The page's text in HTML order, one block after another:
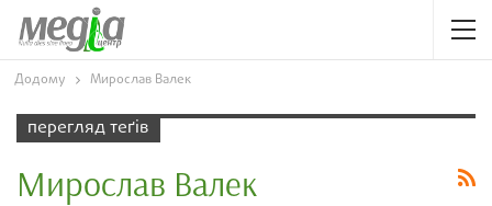
Додому Мирослав Валек
перегляд теґів
Мирослав Валек